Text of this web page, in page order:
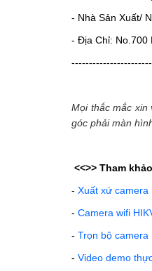
- Nhà Sản Xuất/
- Địa Chỉ: No.700
Mọi thắc mắc
góc phải màn
<<>> Tham
- Xuất xứ camera
- Camera wifi
- Trọn bộ camera
- Video demo